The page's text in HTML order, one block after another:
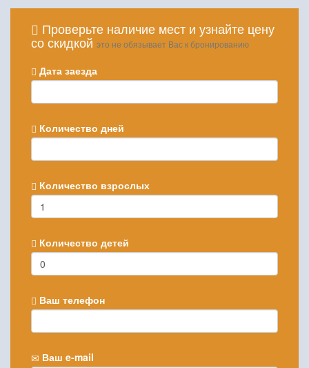
Проверьте наличие мест и узнайте цену
со скидкой это не обязывает Вас к бронированию
Дата заезда
Количество дней
Количество взрослых
Количество детей
Ваш телефон
Ваш e-mail